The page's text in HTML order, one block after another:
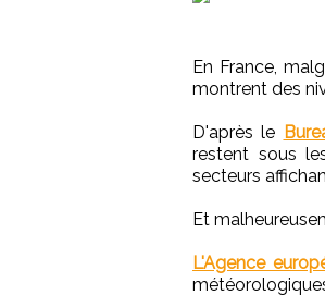
En France,
montrent des
D'après le
restent sous
secteurs
Et
L'Agence